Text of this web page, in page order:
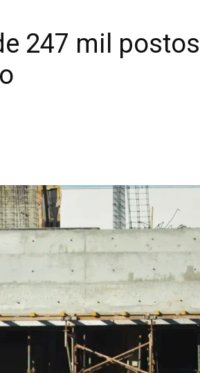
247 mil postos